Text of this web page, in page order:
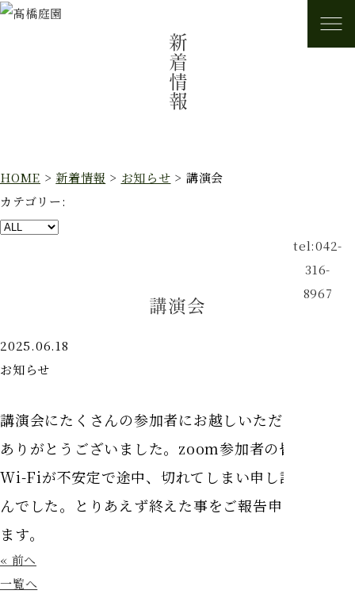
tel:042-
316-
8967
新着情報
HOME > 新着情報 > お知らせ > 講演会
カテゴリー:
講演会
2025.06.18
お知らせ
講演会にたくさんの参加者にお越しいただき本当に
ありがとうございました。zoom参加者の皆様には
Wi-Fiが不安定で途中、切れてしまい申し訳ありませ
んでした。とりあえず終えた事をご報告申し訳あげ
ます。
« 前へ
一覧へ